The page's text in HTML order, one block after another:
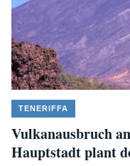
TENERIFFA
Vulkanausbruch
Hauptstadt plant